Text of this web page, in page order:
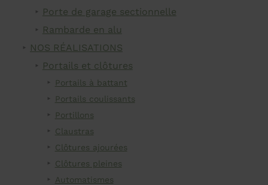
Porte de garage sectionnelle
Rambarde en alu
NOS RÉALISATIONS
Portails et clôtures
Portails à battant
Portails coulissants
Portillons
Claustras
Clôtures ajourées
Clôtures pleines
Automatismes